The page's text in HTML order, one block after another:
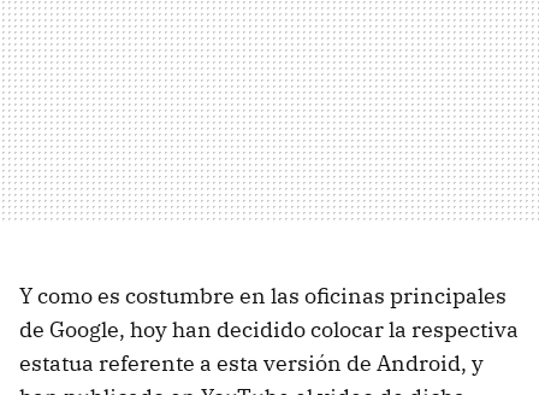
Y como es costumbre en las oficinas principales
de Google, hoy han decidido colocar la respectiva
estatua referente a esta versión de Android, y